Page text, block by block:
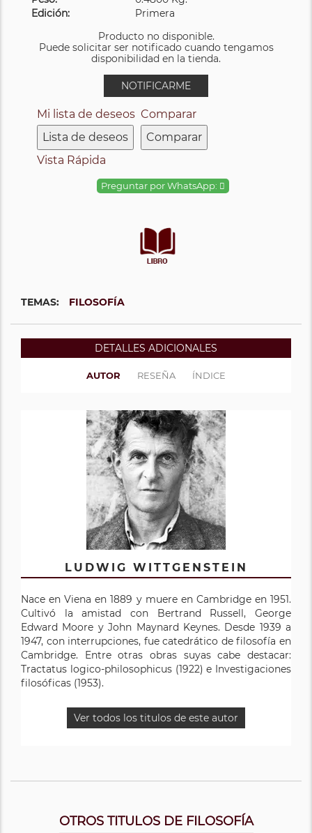
Edición:
Primera
Producto no disponible.
Puede solicitar ser notificado cuando tengamos
disponibilidad en la tienda.
NOTIFICARME
Mi lista de deseos
Lista de deseos
Comparar
Comparar
Vista Rápida
Preguntar por WhatsApp:
TEMAS: FILOSOFÍA
DETALLES ADICIONALES
AUTOR RESEÑA ÍNDICE
LUDWIG WITTGENSTEIN
Nace en Viena en 1889 y muere en Cambridge en 1951.
Cultivó la amistad con Bertrand Russell, George
Edward Moore y John Maynard Keynes. Desde 1939 a
1947, con interrupciones, fue catedrático de filosofía en
Cambridge. Entre otras obras suyas cabe destacar:
Tractatus logico-philosophicus (1922) e Investigaciones
filosóficas (1953).
Ver todos los titulos de este autor
OTROS TITULOS DE FILOSOFÍA